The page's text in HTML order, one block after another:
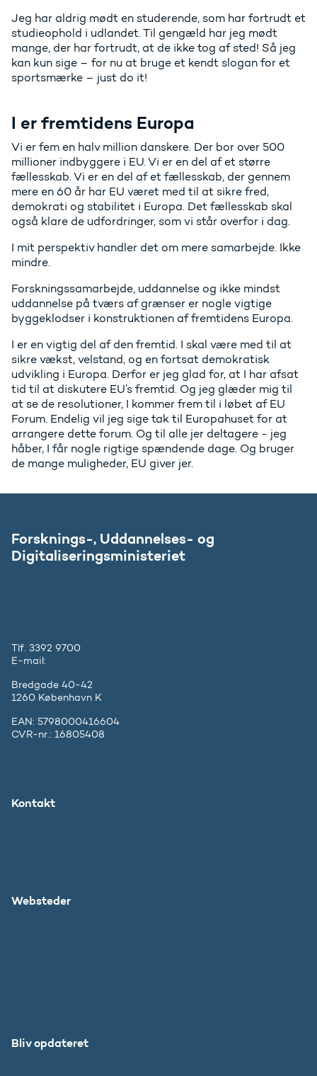
Jeg har aldrig mødt en studerende, som har fortrudt et
studieophold i udlandet. Til gengæld har jeg mødt
mange, der har fortrudt, at de ikke tog af sted! Så jeg
kan kun sige – for nu at bruge et kendt slogan for et
sportsmærke – just do it!
I er fremtidens Europa
Vi er fem en halv million danskere. Der bor over 500
millioner indbyggere i EU. Vi er en del af et større
fællesskab. Vi er en del af et fællesskab, der gennem
mere en 60 år har EU været med til at sikre fred,
demokrati og stabilitet i Europa. Det fællesskab skal
også klare de udfordringer, som vi står overfor i dag.
I mit perspektiv handler det om mere samarbejde. Ikke
mindre.
Forskningssamarbejde, uddannelse og ikke mindst
uddannelse på tværs af grænser er nogle vigtige
byggeklodser i konstruktionen af fremtidens Europa.
I er en vigtig del af den fremtid. I skal være med til at
sikre vækst, velstand, og en fortsat demokratisk
udvikling i Europa. Derfor er jeg glad for, at I har afsat
tid til at diskutere EU’s fremtid. Og jeg glæder mig til
at se de resolutioner, I kommer frem til i løbet af EU
Forum. Endelig vil jeg sige tak til Europahuset for at
arrangere dette forum. Og til alle jer deltagere - jeg
håber, I får nogle rigtige spændende dage. Og bruger
de mange muligheder, EU giver jer.
Forsknings-, Uddannelses- og
Digitaliseringsministeriet
Tlf. 3392 9700
E-mail:
Bredgade 40-42
1260 København K
EAN: 5798000416604
CVR-nr.: 16805408
Kontakt
Websteder
Bliv opdateret